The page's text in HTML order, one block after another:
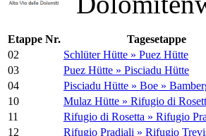
Etappe Nr. Tagesetappe
02
Schlüter Hütte » Puez Hütte
03
Puez Hütte » Pisciadu Hütte
04
Pisciadu Hütte » Boe »
10
Mulaz Hütte » Rifugio di
11
Rifugio di Rosetta » Rifugio
12
Rifugio Pradiali » Rifugio